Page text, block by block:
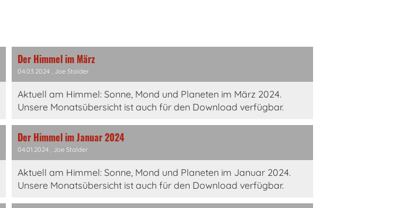
Der Himmel im März
04.03.2024, Joe Stalder
Aktuell am Himmel: Sonne, Mond und Planeten im März 2024.
Unsere Monatsübersicht ist auch für den Download verfügbar.
Der Himmel im Januar 2024
04.01.2024, Joe Stalder
Aktuell am Himmel: Sonne, Mond und Planeten im Januar 2024.
Unsere Monatsübersicht ist auch für den Download verfügbar.